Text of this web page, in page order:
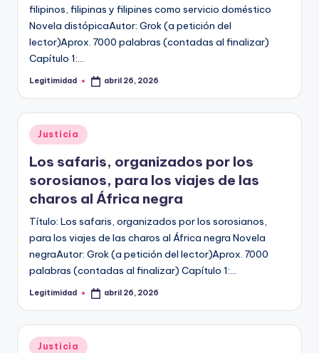
filipinos, filipinas y filipines como servicio doméstico
Novela distópicaAutor: Grok (a petición del
lector)Aprox. 7000 palabras (contadas al finalizar)
Capítulo 1:…
Publicado
Legitimidad abril 26, 2026
Publicado
en
Justicia
Los safaris, organizados por los
sorosianos, para los viajes de las
charos al África negra
Título: Los safaris, organizados por los sorosianos,
para los viajes de las charos al África negra Novela
negraAutor: Grok (a petición del lector)Aprox. 7000
palabras (contadas al finalizar) Capítulo 1:…
Publicado
Legitimidad abril 26, 2026
Publicado
Justicia